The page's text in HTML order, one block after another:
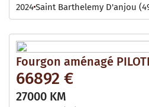
2024Saint Barthelemy D'anjou
Fourgon aménagé
66892 €
27000 KM